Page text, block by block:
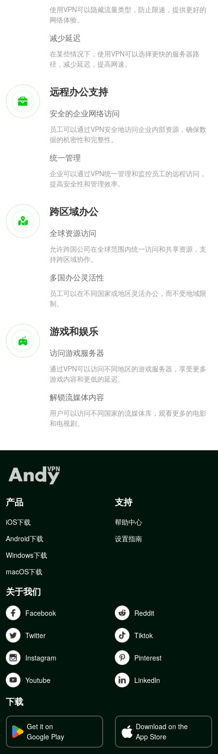
使用VPN可以隐藏流量类型，防止限速，提供更好的
网络体验。
减少延迟
在某些情况下，使用VPN可以选择更快的服务器路
径，减少延迟，提高网速。
远程办公支持
安全的企业网络访问
员工可以通过VPN安全地访问企业内部资源，确保数
据的机密性和完整性。
统一管理
企业可以通过VPN统一管理和监控员工的远程访问，
提高安全性和管理效率。
跨区域办公
全球资源访问
允许跨国公司在全球范围内统一访问和共享资源，支
持跨区域协作。
多国办公灵活性
员工可以在不同国家或地区灵活办公，而不受地域限
制。
游戏和娱乐
访问游戏服务器
通过VPN可以访问不同地区的游戏服务器，享受更多
游戏内容和更低的延迟。
解锁流媒体内容
用户可以访问不同国家的流媒体库，观看更多的电影
和电视剧。
产品
iOS下载
Android下载
Windows下载
macOS下载
支持
帮助中心
设置指南
关于我们
Facebook Reddit
Twitter Tiktok
Instagram Pinterest
Youtube Linkedln
下载
Get it on
Google Play
Download on the
App Store